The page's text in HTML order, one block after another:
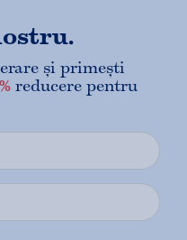
și primești
reducere pentru